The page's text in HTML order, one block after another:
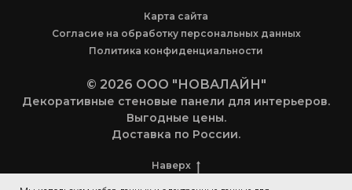
Карта сайта
Согласие на обработку персональных данных
Политика конфиденциальности
© 2026 ООО "НОВАЛАЙН"
Декоративные стеновые панели для интерьеров.
Выгодные цены.
Доставка по России.
Наверх